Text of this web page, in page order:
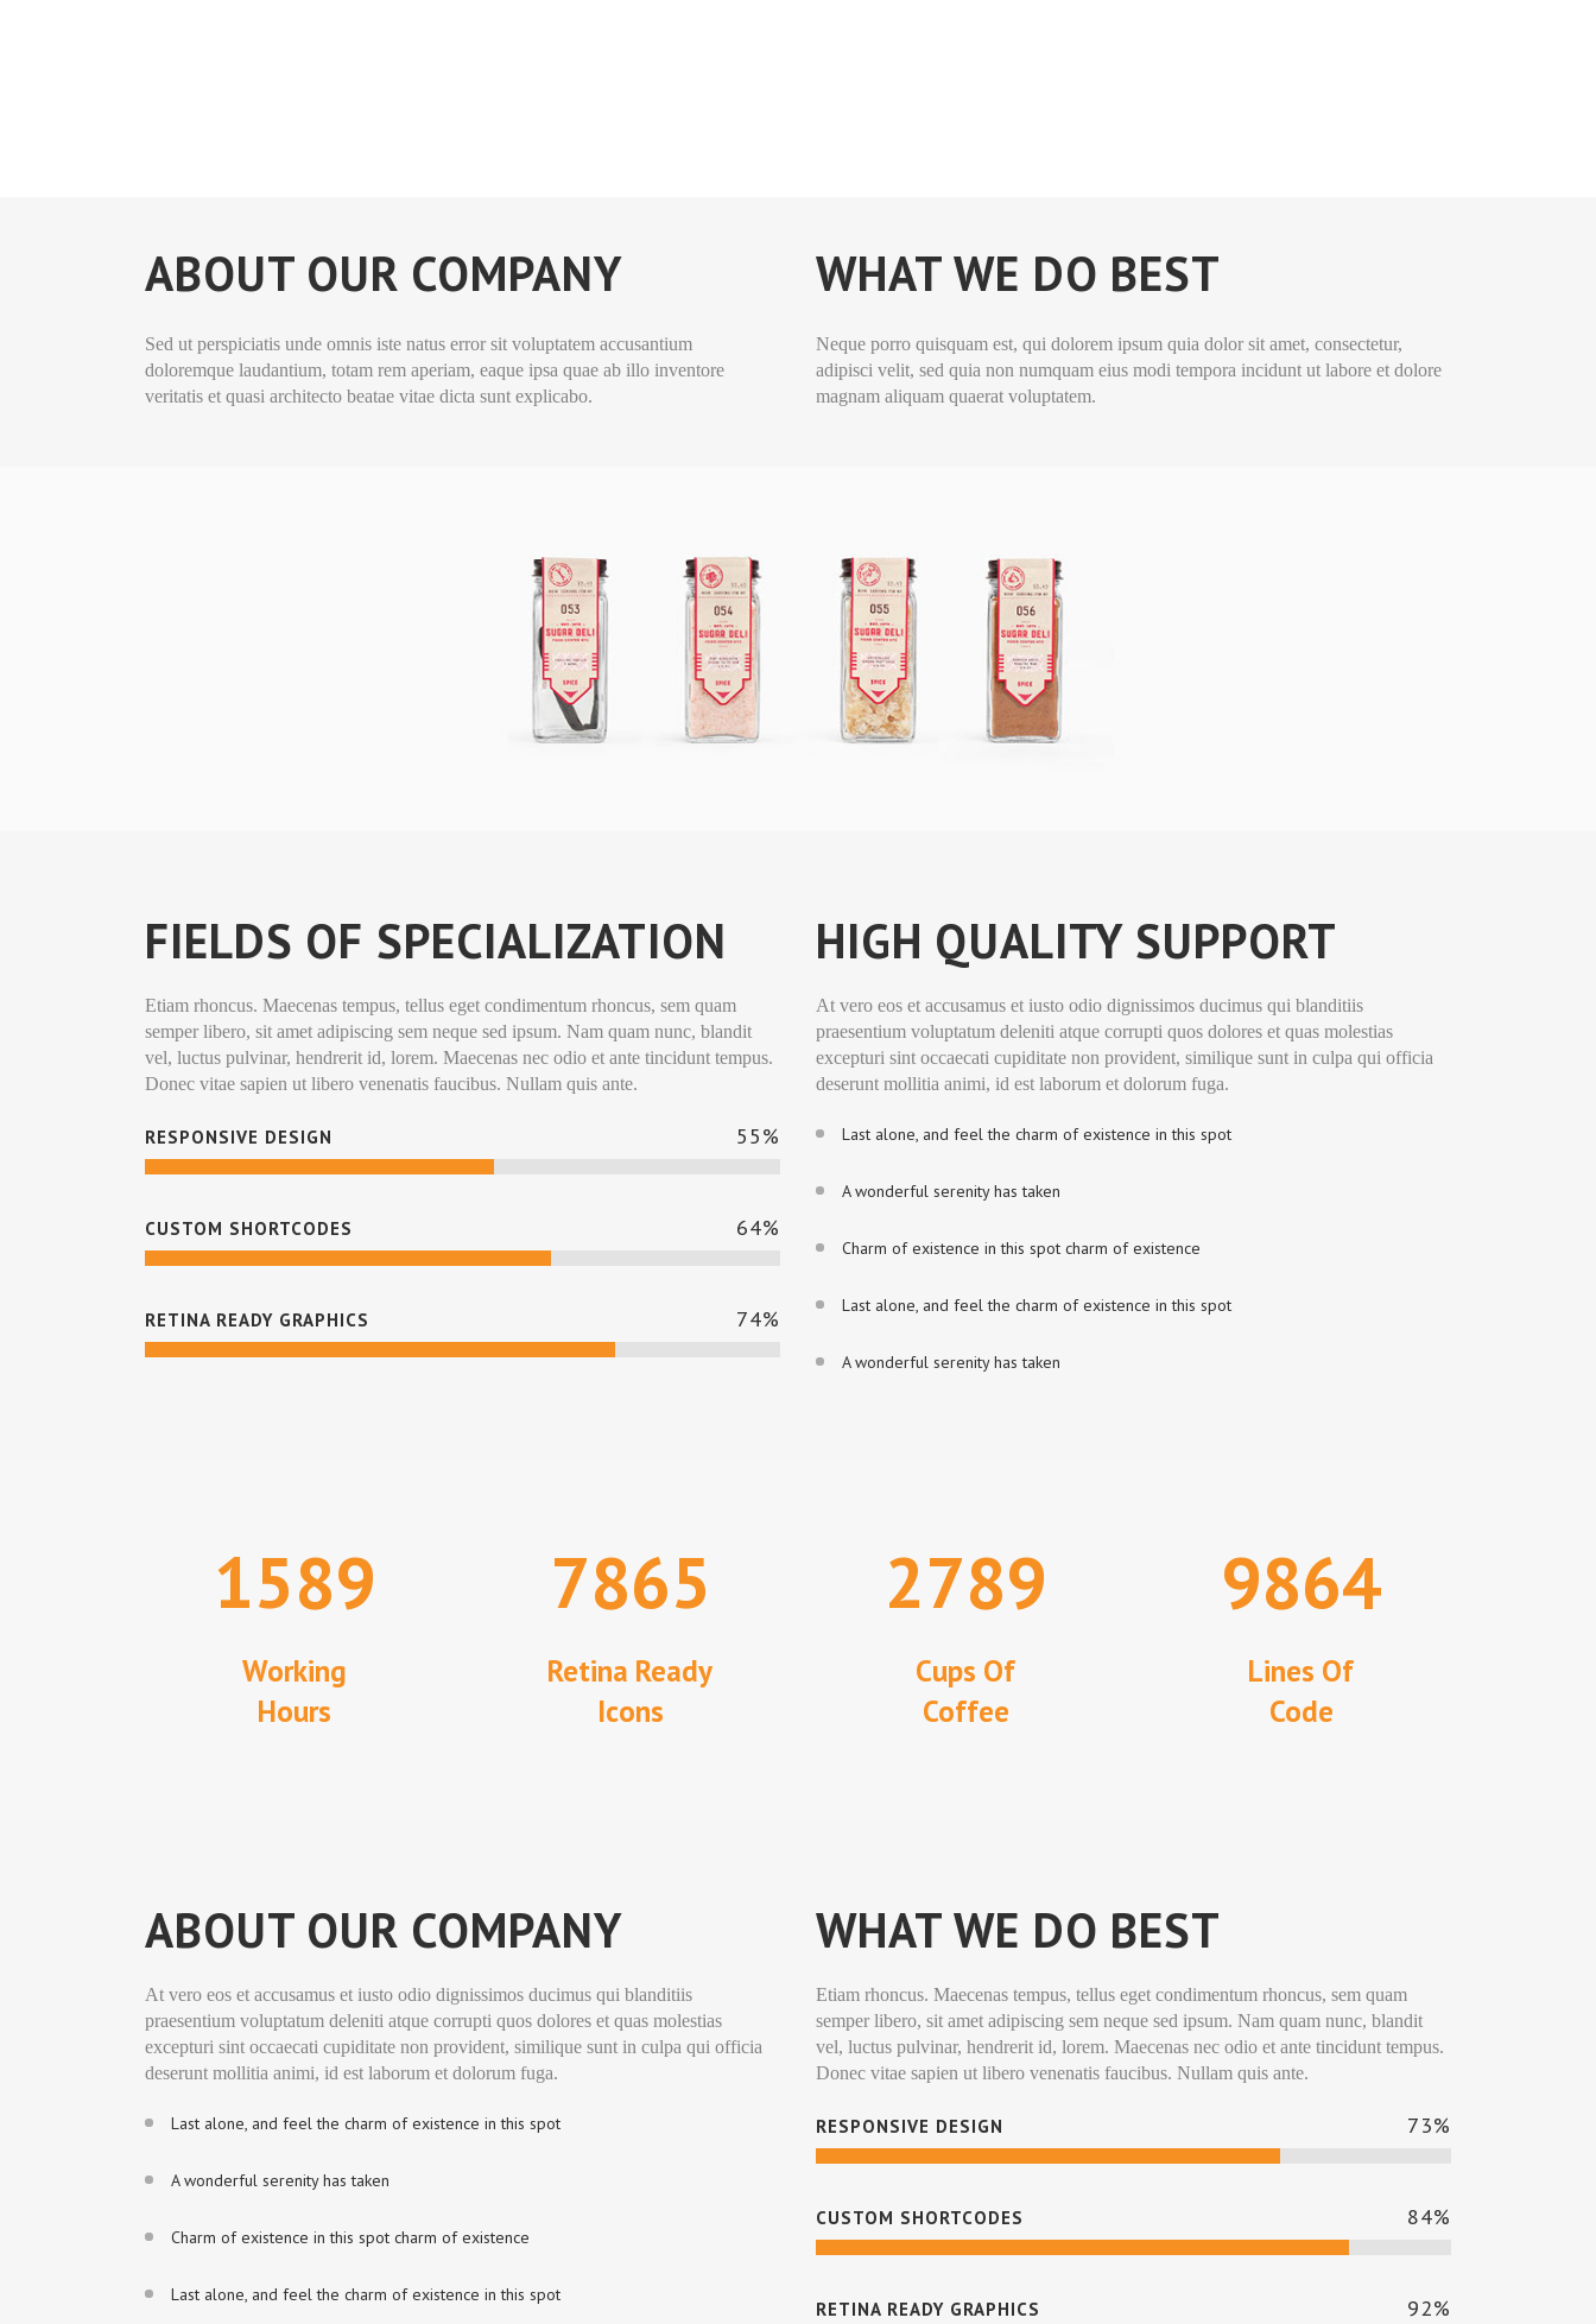
ABOUT OUR COMPANY
Sed ut perspiciatis unde omnis iste natus error sit voluptatem accusantium
doloremque laudantium, totam rem aperiam, eaque ipsa quae ab illo inventore
veritatis et quasi architecto beatae vitae dicta sunt explicabo.
WHAT WE DO BEST
Neque porro quisquam est, qui dolorem ipsum quia dolor sit amet, consectetur,
adipisci velit, sed quia non numquam eius modi tempora incidunt ut labore et dolore
magnam aliquam quaerat voluptatem.
FIELDS OF SPECIALIZATION
Etiam rhoncus. Maecenas tempus, tellus eget condimentum rhoncus, sem quam
semper libero, sit amet adipiscing sem neque sed ipsum. Nam quam nunc, blandit
vel, luctus pulvinar, hendrerit id, lorem. Maecenas nec odio et ante tincidunt tempus.
Donec vitae sapien ut libero venenatis faucibus. Nullam quis ante.
RESPONSIVE DESIGN 55%
CUSTOM SHORTCODES 64%
RETINA READY GRAPHICS 74%
HIGH QUALITY SUPPORT
At vero eos et accusamus et iusto odio dignissimos ducimus qui blanditiis
praesentium voluptatum deleniti atque corrupti quos dolores et quas molestias
excepturi sint occaecati cupiditate non provident, similique sunt in culpa qui officia
deserunt mollitia animi, id est laborum et dolorum fuga.
Last alone, and feel the charm of existence in this spot
A wonderful serenity has taken
Charm of existence in this spot charm of existence
Last alone, and feel the charm of existence in this spot
A wonderful serenity has taken
1589
Working
Hours
7865
Retina Ready
Icons
2789
Cups Of
Coffee
9864
Lines Of
Code
ABOUT OUR COMPANY
At vero eos et accusamus et iusto odio dignissimos ducimus qui blanditiis
praesentium voluptatum deleniti atque corrupti quos dolores et quas molestias
excepturi sint occaecati cupiditate non provident, similique sunt in culpa qui officia
deserunt mollitia animi, id est laborum et dolorum fuga.
Last alone, and feel the charm of existence in this spot
A wonderful serenity has taken
Charm of existence in this spot charm of existence
Last alone, and feel the charm of existence in this spot
WHAT WE DO BEST
Etiam rhoncus. Maecenas tempus, tellus eget condimentum rhoncus, sem quam
semper libero, sit amet adipiscing sem neque sed ipsum. Nam quam nunc, blandit
vel, luctus pulvinar, hendrerit id, lorem. Maecenas nec odio et ante tincidunt tempus.
Donec vitae sapien ut libero venenatis faucibus. Nullam quis ante.
RESPONSIVE DESIGN 73%
CUSTOM SHORTCODES 84%
RETINA READY GRAPHICS 92%